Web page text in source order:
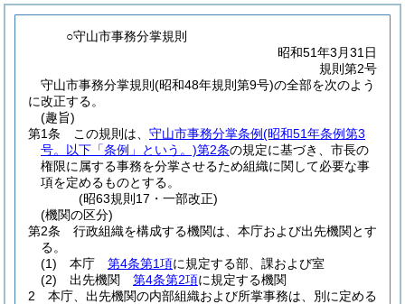
○守山市事務分掌規則
昭和51年3月31日
規則第2号
守山市事務分掌規則(昭和48年規則第9号)の全部を次のよう
に改正する。
(趣旨)
第1条
この規則は、 守山市事務分掌条例(昭和51年条例第3
号。以下「条例」という。)第2条の規定に基づき、市長の
権限に属する事務を分掌させるため組織に関して必要な事
項を定めるものとする。
(昭63規則17・一部改正)
(機関の区分)
第2条
行政組織を構成する機関は、本庁および出先機関とす
る。
(1)
本庁 第4条第1項に規定する部、課および室
(2)
出先機関 第4条第2項に規定する機関
2
本庁、出先機関の内部組織および所掌事務は、別に定める